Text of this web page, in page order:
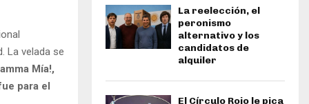
La velada se
Mía!,
para el
La reelección, el
peronismo
alternativo y los
candidatos de
alquiler
El Círculo Rojo le pica